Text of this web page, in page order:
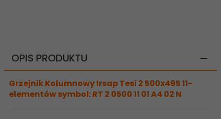
OPIS PRODUKTU
Grzejnik Kolumnowy Irsap Tesi 2 500x495 11-
elementów symbol: RT 2 0500 11 01 A4 02 N